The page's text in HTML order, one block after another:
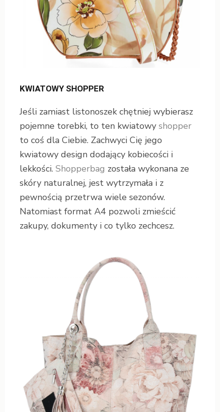
KWIATOWY SHOPPER
Jeśli zamiast listonoszek chętniej wybierasz
pojemne torebki, to ten kwiatowy shopper
to coś dla Ciebie. Zachwyci Cię jego
kwiatowy design dodający kobiecości i
lekkości. Shopperbag została wykonana ze
skóry naturalnej, jest wytrzymała i z
pewnością przetrwa wiele sezonów.
Natomiast format A4 pozwoli zmieścić
zakupy, dokumenty i co tylko zechcesz.